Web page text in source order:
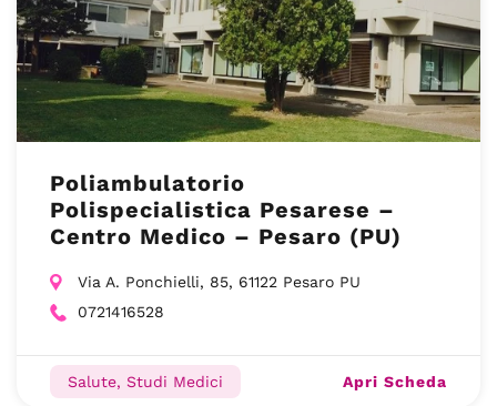
Poliambulatorio
Polispecialistica Pesarese –
Centro Medico – Pesaro (PU)
Via A. Ponchielli, 85, 61122 Pesaro PU
0721416528
Salute, Studi Medici Apri Scheda